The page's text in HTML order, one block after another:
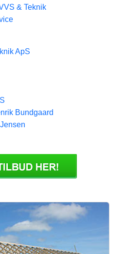
& Teknik
ApS
Bundgaard